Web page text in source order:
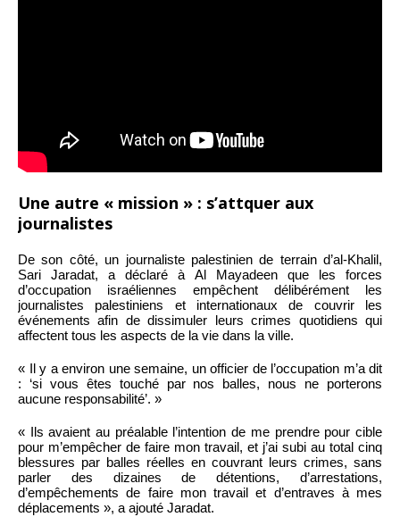
Une autre « mission » : s’attquer aux
journalistes
De son côté, un journaliste palestinien de terrain d’al-Khalil,
Sari Jaradat, a déclaré à Al Mayadeen que les forces
d’occupation israéliennes empêchent délibérément les
journalistes palestiniens et internationaux de couvrir les
événements afin de dissimuler leurs crimes quotidiens qui
affectent tous les aspects de la vie dans la ville.
« Il y a environ une semaine, un officier de l’occupation m’a dit
: ‘si vous êtes touché par nos balles, nous ne porterons
aucune responsabilité’. »
« Ils avaient au préalable l’intention de me prendre pour cible
pour m’empêcher de faire mon travail, et j’ai subi au total cinq
blessures par balles réelles en couvrant leurs crimes, sans
parler des dizaines de détentions, d’arrestations,
d’empêchements de faire mon travail et d’entraves à mes
déplacements », a ajouté Jaradat.